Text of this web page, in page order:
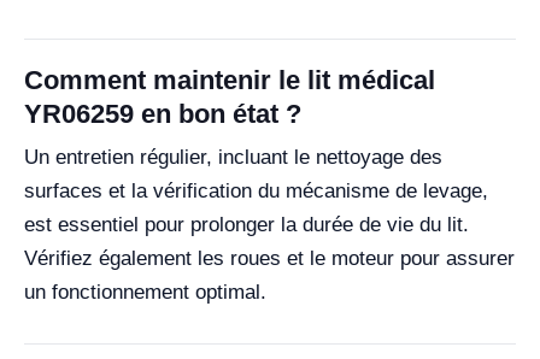
Comment maintenir le lit médical
YR06259 en bon état ?
Un entretien régulier, incluant le nettoyage des
surfaces et la vérification du mécanisme de levage,
est essentiel pour prolonger la durée de vie du lit.
Vérifiez également les roues et le moteur pour assurer
un fonctionnement optimal.